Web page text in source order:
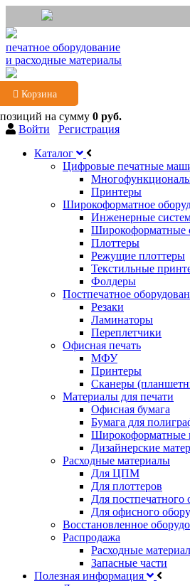
печатное оборудование
и расходные материалы
Корзина
на сумму 0 руб.
Войти
Регистрация
Каталог
Цифровые печатные
Принтеры
Широкоформатное
Инженерные
Широкоформатные
Плоттеры
Режущие плоттеры
Текстильные
Фолдеры
Постпечатное
Резаки
Ламинаторы
Переплетчики
Офисная печать
МФУ
Принтеры
Сканеры
Материалы для печати
Офисная бумага
Бумага для
Широкоформатные
Дизайнерские
Расходные материалы
Для ЦПМ
Для плоттеров
Для постпечатного
Для офисного
Восстановленное
Распродажа
Расходные
Запасные части
Полезная информация